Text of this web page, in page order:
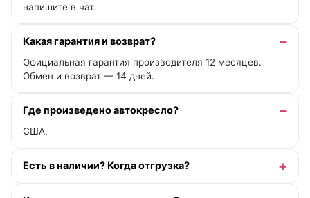
напишите в чат.
Какая гарантия и возврат?
Официальная гарантия производителя 12 месяцев.
Обмен и возврат — 14 дней.
Где произведено автокресло?
США.
Есть в наличии? Когда отгрузка?